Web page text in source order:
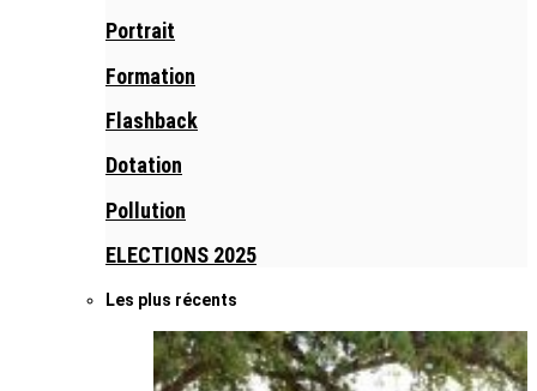
Portrait
Formation
Flashback
Dotation
Pollution
ELECTIONS 2025
Les plus récents